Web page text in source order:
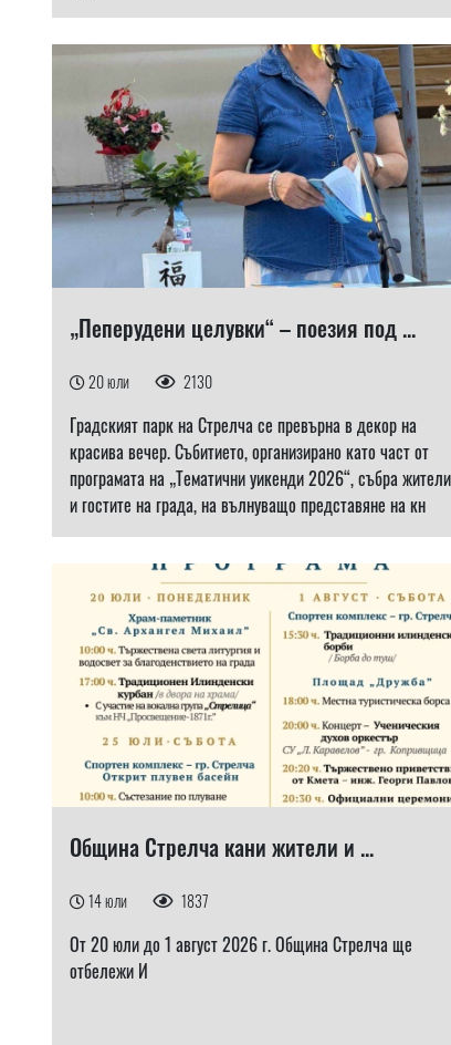
„Пеперудени целувки“ – поезия под ...
20 юли 2130
Градският парк на Стрелча се превърна в декор на
красива вечер. Събитието, организирано като част от
програмата на „Тематични уикенди 2026“, събра
и гостите на града, на вълнуващо представяне на кн
Община Стрелча кани жители и ...
14 юли 1837
От 20 юли до 1 август 2026 г. Община Стрелча ще
отбележи И